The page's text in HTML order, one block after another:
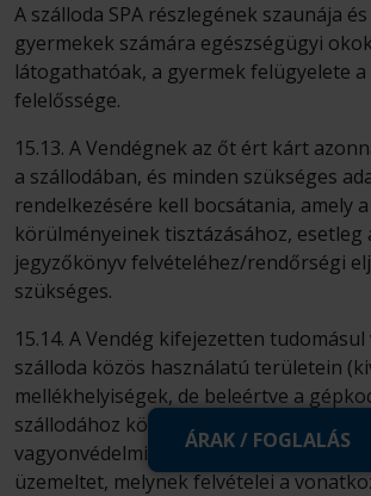
A szálloda SPA részlegének szaunája
gyermekek számára egészségügyi
látogathatóak, a gyermek felügyelete a
felelőssége.
15.13. A Vendégnek az őt ért kárt
a szállodában, és minden szükséges
rendelkezésére kell bocsátania, amely
körülményeinek tisztázásához, esetleg
jegyzőkönyv felvételéhez/rendőrségi
szükséges.
15.14. A Vendég kifejezetten
szálloda közös használatú területein
mellékhelyiségek, de beleértve a
szállodához közvetlenül tartozó külső
vagyonvédelmi okokból zártláncú
üzemeltet, melynek felvételei a
ÁRAK / FOGLALÁS